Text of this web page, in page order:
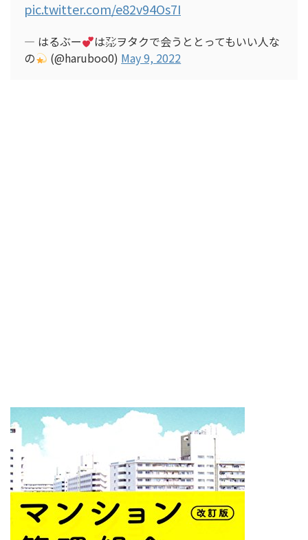
pic.twitter.com/e82v94Os7I
— はるぶー
は㍇ヲタクで会うととってもいい人な
の
(@haruboo0) May 9, 2022